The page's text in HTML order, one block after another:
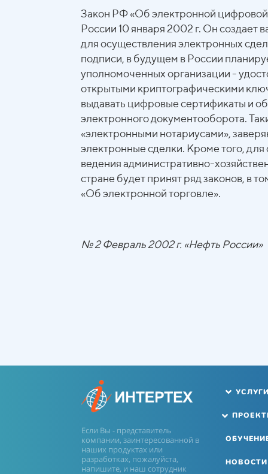
Закон РФ «Об электронной
России 10 января 2002 г. Он
для осуществления электронных
подписи, в будущем в России
уполномоченных организации -
открытыми криптографическими
выдавать цифровые сертификаты и
электронного документооборота.
«электронными нотариусами»,
электронные сделки. Кроме того,
ведения административно-
стране будет принят ряд законов, в
«Об электронной торговле».
№ 2 Февраль 2002 г. «Нефть России»
Если Вы - представитель
компании, заинтересованной в
наших продуктах или
разработках, пожалуйста,
напишите, и наш сотрудник
НОВОСТИ